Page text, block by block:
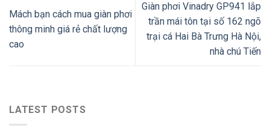
Mách bạn cách mua giàn phơi
thông minh giá rẻ chất lượng
cao
Giàn phơi Vinadry GP941 lắp
trần mái tôn tại số 162 ngõ
trại cá Hai Bà Trưng Hà Nội,
nhà chú Tiến
LATEST POSTS